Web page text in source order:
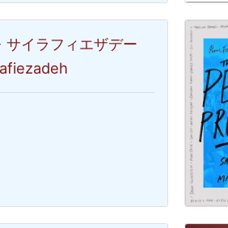
サイラフィエザデー